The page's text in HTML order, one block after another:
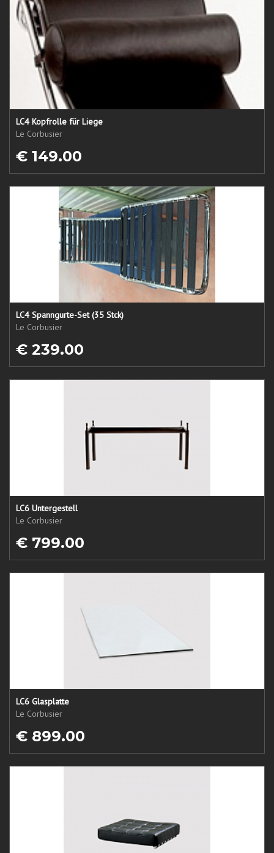
LC4 Kopfrolle für Liege
Le Corbusier
€ 149.00
LC4 Spanngurte-Set (35 Stck)
Le Corbusier
€ 239.00
LC6 Untergestell
Le Corbusier
€ 799.00
LC6 Glasplatte
Le Corbusier
€ 899.00